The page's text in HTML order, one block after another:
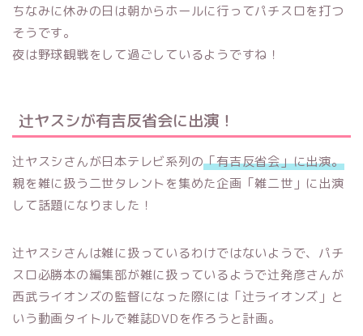
ちなみに休みの日は朝からホールに行ってパチスロを打つ
そうです。
夜は野球観戦をして過ごしているようですね！
辻ヤスシが有吉反省会に出演！
辻ヤスシさんが日本テレビ系列の「有吉反省会」に出演。
親を雑に扱う二世タレントを集めた企画「雑二世」に出演
して話題になりました！
辻ヤスシさんは雑に扱っているわけではないようで、パチ
スロ必勝本の編集部が雑に扱っているようで辻発彦さんが
西武ライオンズの監督になった際には「辻ライオンズ」と
いう動画タイトルで雑誌DVDを作ろうと計画。